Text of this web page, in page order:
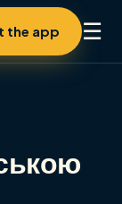
the app ☰